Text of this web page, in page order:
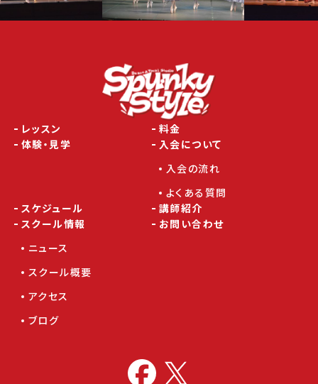
レッスン
料金
体験・見学
入会について
入会の流れ
よくある質問
スケジュール
講師紹介
スクール情報
ニュース
スクール概要
アクセス
ブログ
お問い合わせ